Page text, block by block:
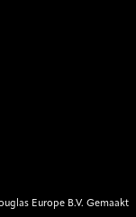
Display text from
Display text
Display text
Europe B.V. Gemaakt